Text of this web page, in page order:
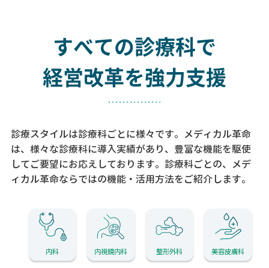
すべての診療科で
経営改革を強力支援
診療スタイルは診療科ごとに様々です。メディカル革命
は、様々な診療科に導入実績があり、 豊富な機能を駆使
してご要望にお応えしております。 診療科ごとの、メデ
ィカル革命ならではの機能・活用方法をご紹介します。
内科 内視鏡内科 整形外科 美容皮膚科